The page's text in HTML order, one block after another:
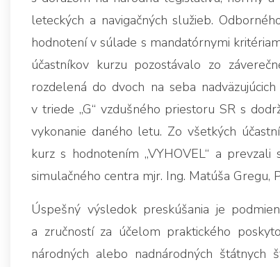
leteckých a navigačných služieb.
hodnotení v súlade s mandatórnymi
účastníkov kurzu pozostávalo zo
rozdelená do dvoch na seba
v triede „G“ vzdušného priestoru SR s
vykonanie daného letu. Zo všetkých
kurz s hodnotením „VYHOVEL“ a
simulačného centra mjr. Ing. Matúša Gregu,
Úspešný výsledok preskúšania je
a zručností za účelom praktického
národných alebo nadnárodných